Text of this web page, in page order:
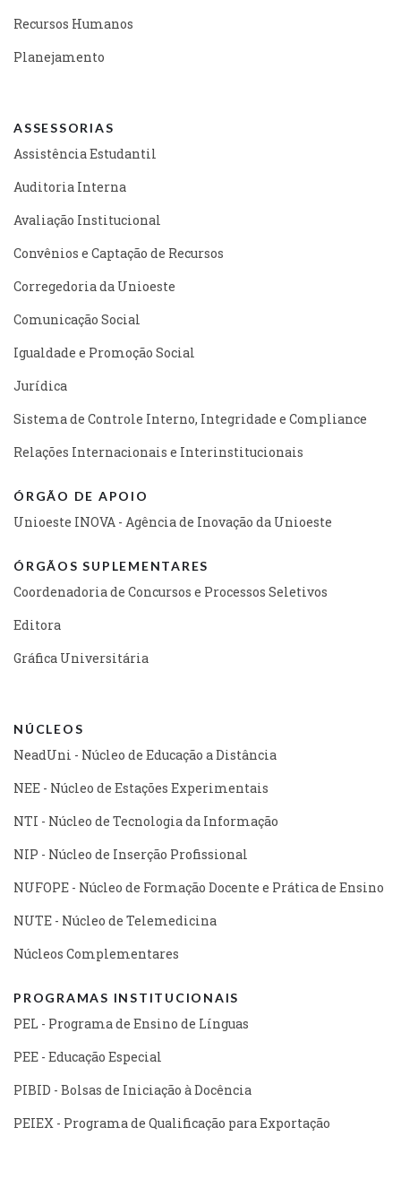
Recursos Humanos
Planejamento
ASSESSORIAS
Assistência Estudantil
Auditoria Interna
Avaliação Institucional
Convênios e Captação de Recursos
Corregedoria da Unioeste
Comunicação Social
Igualdade e Promoção Social
Jurídica
Sistema de Controle Interno, Integridade e Compliance
Relações Internacionais e Interinstitucionais
ÓRGÃO DE APOIO
Unioeste INOVA - Agência de Inovação da Unioeste
ÓRGÃOS SUPLEMENTARES
Coordenadoria de Concursos e Processos Seletivos
Editora
Gráfica Universitária
NÚCLEOS
NeadUni - Núcleo de Educação a Distância
NEE - Núcleo de Estações Experimentais
NTI - Núcleo de Tecnologia da Informação
NIP - Núcleo de Inserção Profissional
NUFOPE - Núcleo de Formação Docente e Prática de Ensino
NUTE - Núcleo de Telemedicina
Núcleos Complementares
PROGRAMAS INSTITUCIONAIS
PEL - Programa de Ensino de Línguas
PEE - Educação Especial
PIBID - Bolsas de Iniciação à Docência
PEIEX - Programa de Qualificação para Exportação